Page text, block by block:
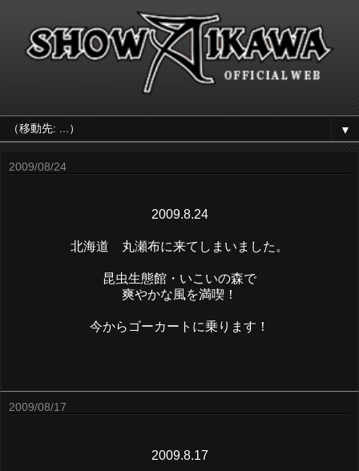
▼
2009/08/24
2009.8.24
北海道 丸瀬布に来てしまいました。
昆虫生態館・いこいの森で
爽やかな風を満喫！
今からゴーカートに乗ります！
2009/08/17
2009.8.17